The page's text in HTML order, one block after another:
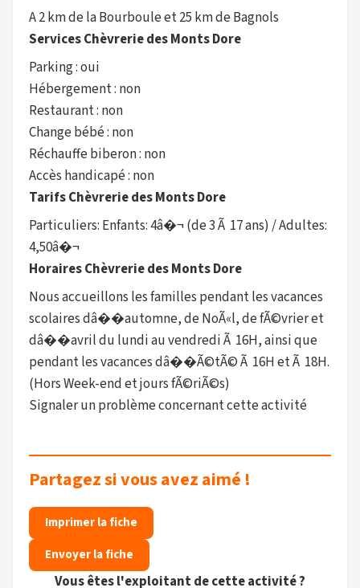
A 2 km de la Bourboule et 25 km de Bagnols
Services Chèvrerie des Monts Dore
Parking : oui
Hébergement : non
Restaurant : non
Change bébé : non
Réchauffe biberon : non
Accès handicapé : non
Tarifs Chèvrerie des Monts Dore
Particuliers: Enfants: 4â�¬ (de 3 Ã 17 ans) / Adultes:
4,50â�¬
Horaires Chèvrerie des Monts Dore
Nous accueillons les familles pendant les vacances
scolaires dâ��automne, de NoÃ«l, de fÃ©vrier et
dâ��avril du lundi au vendredi Ã 16H, ainsi que
pendant les vacances dâ��Ã©tÃ© Ã 16H et Ã 18H.
(Hors Week-end et jours fÃ©riÃ©s)
Signaler un problème concernant cette activité
Partagez si vous avez aimé !
Imprimer la fiche
Envoyer la fiche
Vous êtes l'exploitant de cette activité ?